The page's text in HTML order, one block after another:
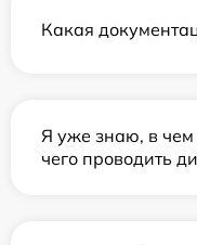
Какая
Я уже знаю, в чем
чего проводить